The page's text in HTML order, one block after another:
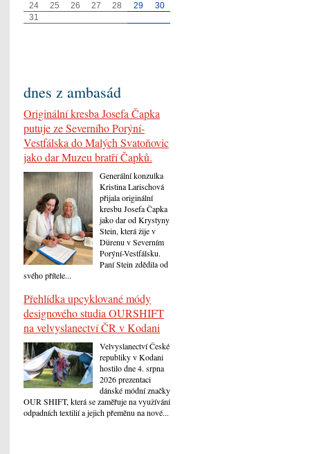
24
25 26 27 28 29
30
31
dnes z ambasád
Originální kresba Josefa Čapka
putuje ze Severního Porýní-
Vestfálska do Malých Svatoňovic
jako dar Muzeu bratří Čapků.
Generální konzulka
Kristina Larischová
přijala originální
kresbu Josefa Čapka
jako dar od Krystyny
Stein, která žije v
Dürenu v Severním
Porýní-Vestfálsku.
Paní Stein zdědila od
svého přítele...
Přehlídka upcyklované módy
designového studia OURSHIFT
na velvyslanectví ČR v Kodani
Velvyslanectví České
republiky v Kodani
hostilo dne 4. srpna
2026 prezentaci
dánské módní značky
OUR SHIFT, která se zaměřuje na využívání
odpadních textilií a jejich přeměnu na nové...